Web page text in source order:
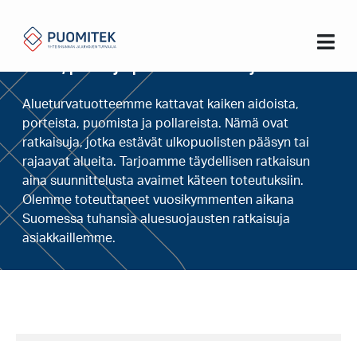
Aidat, portit ja puomit aluesuojaukseen
Alueturvatuotteemme kattavat kaiken aidoista,
porteista, puomista ja pollareista. Nämä ovat
ratkaisuja, jotka estävät ulkopuolisten pääsyn tai
rajaavat alueita. Tarjoamme täydellisen ratkaisun
aina suunnittelusta avaimet käteen toteutuksiin.
Olemme toteuttaneet vuosikymmenten aikana
Suomessa tuhansia aluesuojausten ratkaisuja
asiakkaillemme.